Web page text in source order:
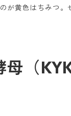
が黄色はちみつ
（